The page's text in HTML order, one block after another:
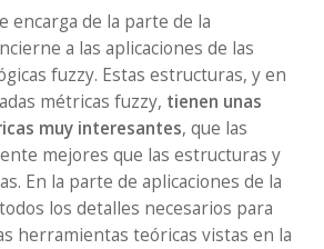
encarga de la parte de la
a las aplicaciones de las
fuzzy. Estas estructuras, y en
métricas fuzzy, tienen unas
muy interesantes, que las
mejores que las estructuras y
En la parte de aplicaciones de la
los detalles necesarios para
herramientas teóricas vistas en la